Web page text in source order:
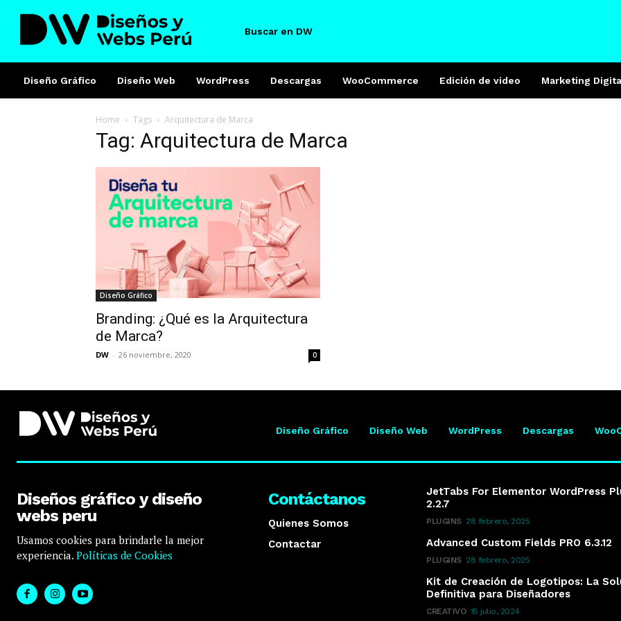
Buscar en DW
Diseño Gráfico Diseño Web WordPress Descargas WooCommerce Edición de video Marketing
Home Tags Arquitectura de Marca
Tag: Arquitectura de Marca
Diseño Gráfico
Branding: ¿Qué es la Arquitectura
de Marca?
DW - 26 noviembre, 2020 0
Diseño Gráfico Diseño Web WordPress Descargas
Diseños gráfico y diseño
webs peru
Usamos cookies para brindarle la mejor
experiencia. Políticas de Cookies
Contáctanos
Quienes Somos
Contactar
JetTabs For Elementor WordPress
2.2.7
PLUGINS 28 febrero, 2025
Advanced Custom Fields PRO 6.3.12
PLUGINS 28 febrero, 2025
Kit de Creación de Logotipos: La
Definitiva para Diseñadores
CREATIVO 15 julio, 2024